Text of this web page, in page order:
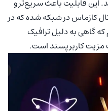
کازماس در شبکه شده که در
که گاهی به دلیل ترافیک
کاربرپسند است.